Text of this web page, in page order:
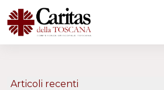
Articoli recenti